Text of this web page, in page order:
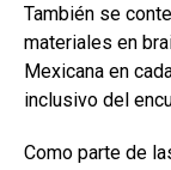
También se
materiales en
Mexicana en
inclusivo del
Como parte de